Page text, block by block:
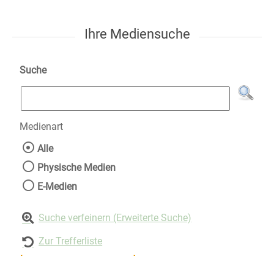
Ihre Mediensuche
Suche
Medienart
Wählen Sie die Medienart nach der Sie
Alle
Physische Medien
E-Medien
Suche verfeinern (Erweiterte Suche)
Zur Trefferliste